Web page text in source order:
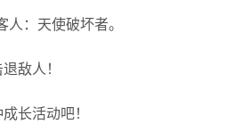
：天使破坏者。
敌人！
长活动吧！